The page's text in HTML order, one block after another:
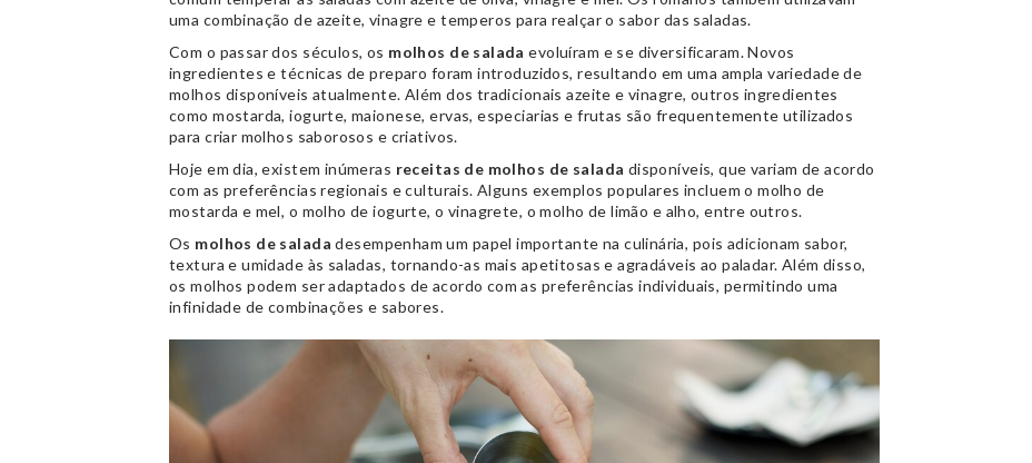
uma combinação de azeite, vinagre e temperos para realçar o sabor das saladas.
Com o passar dos séculos, os molhos de salada evoluíram e se diversificaram. Novos
ingredientes e técnicas de preparo foram introduzidos, resultando em uma ampla variedade de
molhos disponíveis atualmente. Além dos tradicionais azeite e vinagre, outros ingredientes
como mostarda, iogurte, maionese, ervas, especiarias e frutas são frequentemente utilizados
para criar molhos saborosos e criativos.
Hoje em dia, existem inúmeras receitas de molhos de salada disponíveis, que variam de acordo
com as preferências regionais e culturais. Alguns exemplos populares incluem o molho de
mostarda e mel, o molho de iogurte, o vinagrete, o molho de limão e alho, entre outros.
Os molhos de salada desempenham um papel importante na culinária, pois adicionam sabor,
textura e umidade às saladas, tornando-as mais apetitosas e agradáveis ao paladar. Além disso,
os molhos podem ser adaptados de acordo com as preferências individuais, permitindo uma
infinidade de combinações e sabores.